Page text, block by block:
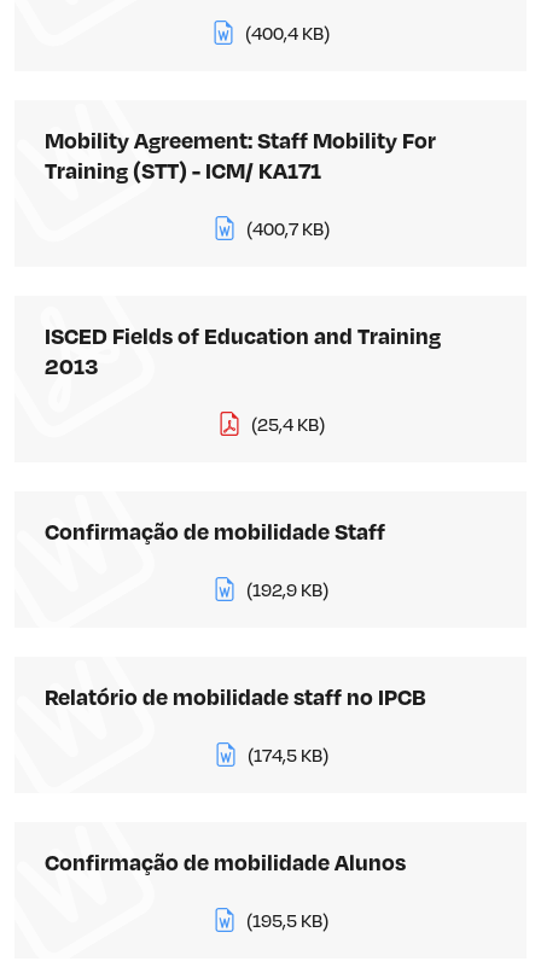
(400,4 KB)
Mobility Agreement: Staff Mobility For
Training (STT) - ICM/ KA171
(400,7 KB)
ISCED Fields of Education and Training
2013
(25,4 KB)
Confirmação de mobilidade Staff
(192,9 KB)
Relatório de mobilidade staff no IPCB
(174,5 KB)
Confirmação de mobilidade Alunos
(195,5 KB)